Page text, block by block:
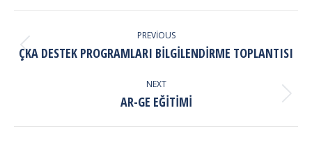
NAVIGATION
PREVIOUS
Previous
ÇKA DESTEK PROGRAMLARI BİLGİLENDİRME TOPLANTISI
NEXT
Next
AR-GE EĞİTİMİ